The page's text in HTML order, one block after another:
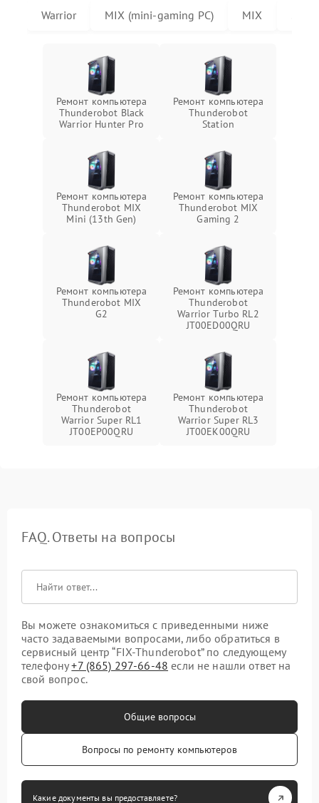
Warrior MIX (mini-gaming PC) MIX
Ремонт компьютера
Thunderobot Black
Warrior Hunter Pro
Ремонт компьютера
Thunderobot
Station
Ремонт компьютера
Thunderobot MIX
Mini (13th Gen)
Ремонт компьютера
Thunderobot MIX
Gaming 2
Ремонт компьютера
Thunderobot MIX
G2
Ремонт компьютера
Thunderobot
Warrior Turbo RL2
JT00ED00QRU
Ремонт компьютера
Thunderobot
Warrior Super RL1
JT00EP00QRU
Ремонт компьютера
Thunderobot
Warrior Super RL3
JT00EK00QRU
FAQ. Ответы на вопросы
Вы можете ознакомиться с приведенными ниже
часто задаваемыми вопросами, либо обратиться в
сервисный центр “FIX-Thunderobot” по следующему
телефону+7 (865) 297-66-48 если не нашли ответ на
свой вопрос.
Общие вопросы
Вопросы по ремонту компьютеров
Какие документы вы предоставляете?